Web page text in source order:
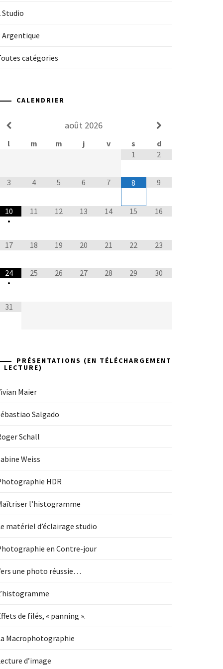
Studio
Argentique
catégories
CALENDRIER
août 2026
l m m j v s
d
1
2
3 4 5 6 7 8 9
10
•
11 12 13 14 15 16
17 18 19 20 21 22 23
24
•
25 26 27 28 29 30
31
PRÉSENTATIONS (EN TÉLÉCHARGEMENT
LECTURE)
Maier
Salgado
Schall
Weiss
HDR
l’histogramme
matériel d’éclairage studio
en Contre-jour
une photo réussie…
de filés, « panning ».
Macrophotographie
d’image